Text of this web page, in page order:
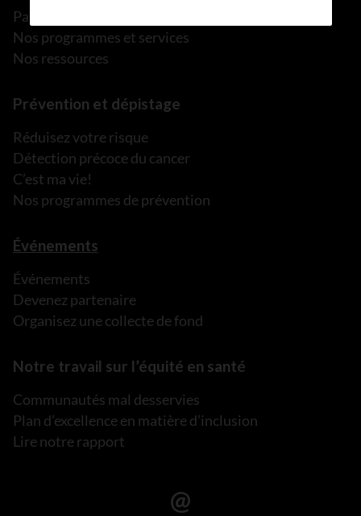
Parler à une personne de confiance
Nos programmes et services
Nos ressources
Prévention et dépistage
Réduisez votre risque
Détection précoce du cancer
C’est ma vie!
Nos programmes de prévention
Événements
Événements
Devenez partenaire
Organisez une collecte de fond
Notre travail sur l’équité en santé
Communautés mal desservies
Plan d’excellence en matière d’inclusion
Lire notre rapport